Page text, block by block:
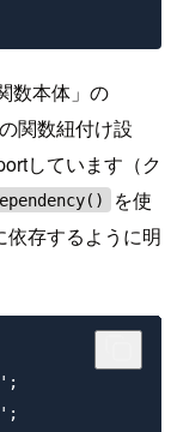
数本体」の
関数紐付け設
しています（ク
を使
存するように明